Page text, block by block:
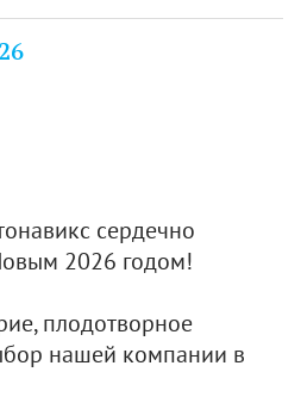
сердечно
2026 годом!
плодотворное
нашей компании в